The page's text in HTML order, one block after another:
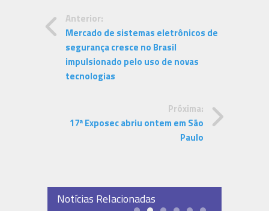
Anterior:
Mercado de sistemas eletrônicos de
segurança cresce no Brasil
impulsionado pelo uso de novas
tecnologias
Próxima:
17ª Exposec abriu ontem em São
Paulo
Notícias Relacionadas